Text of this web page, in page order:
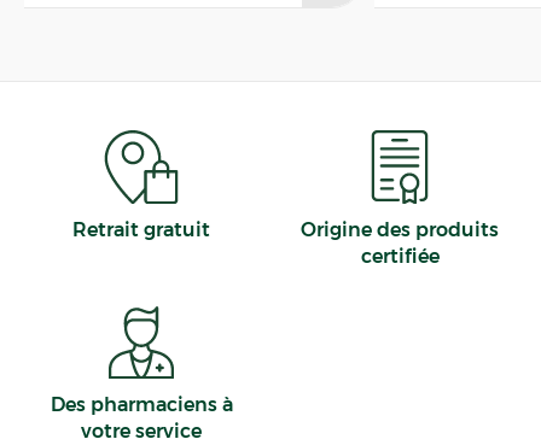
Retrait gratuit
Origine des produits
certifiée
Des pharmaciens à
votre service